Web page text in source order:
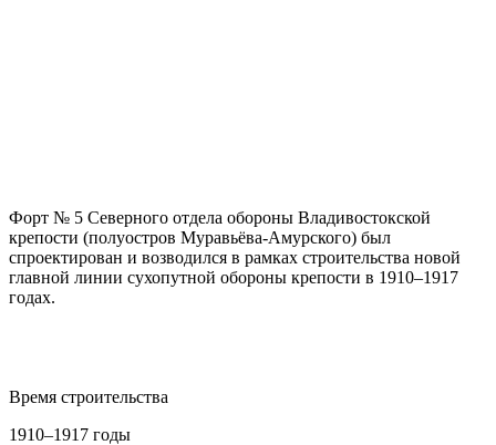
Форт № 5 Северного отдела обороны Владивостокской
крепости (полуостров Муравьёва-Амурского) был
спроектирован и возводился в рамках строительства новой
главной линии сухопутной обороны крепости в 1910–1917
годах.
Время строительства
1910–1917 годы